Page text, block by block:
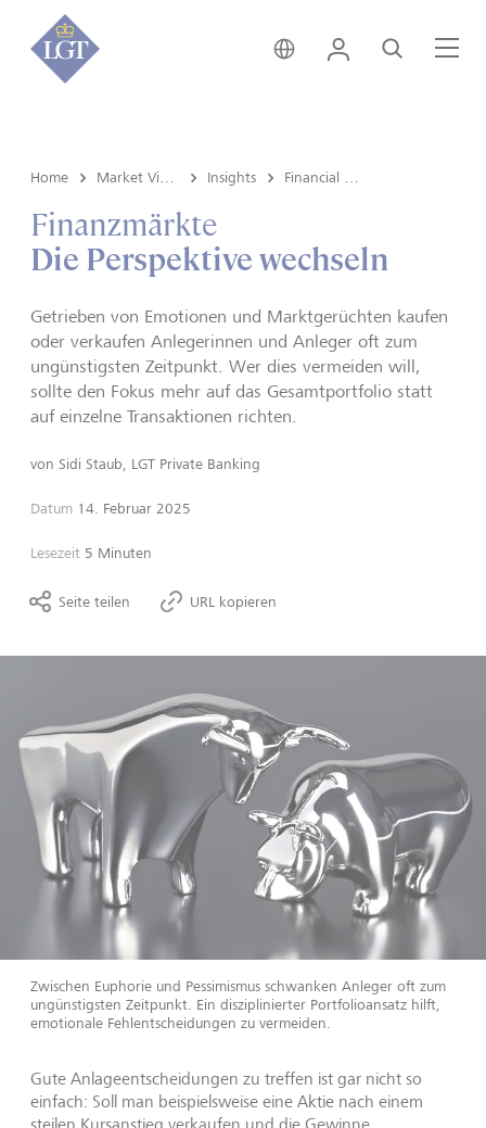
Global • Deutsch
Login Suche
Home Insights
Finanzmärkte
Die Perspektive wechseln
Getrieben von Emotionen und Marktgerüchten kaufen
oder verkaufen Anlegerinnen und Anleger oft zum
ungünstigsten Zeitpunkt. Wer dies vermeiden will,
sollte den Fokus mehr auf das Gesamtportfolio statt
auf einzelne Transaktionen richten.
von Sidi Staub, LGT Private Banking
Datum 14. Februar 2025
Lesezeit 5 Minuten
Seite teilen URL kopieren
Zwischen Euphorie und Pessimismus schwanken Anleger oft zum
ungünstigsten Zeitpunkt. Ein disziplinierter Portfolioansatz hilft,
emotionale Fehlentscheidungen zu vermeiden.
Gute Anlageentscheidungen zu treffen ist gar nicht so
einfach: Soll man beispielsweise eine Aktie nach einem